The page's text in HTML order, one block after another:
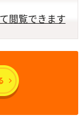
閲覧できます